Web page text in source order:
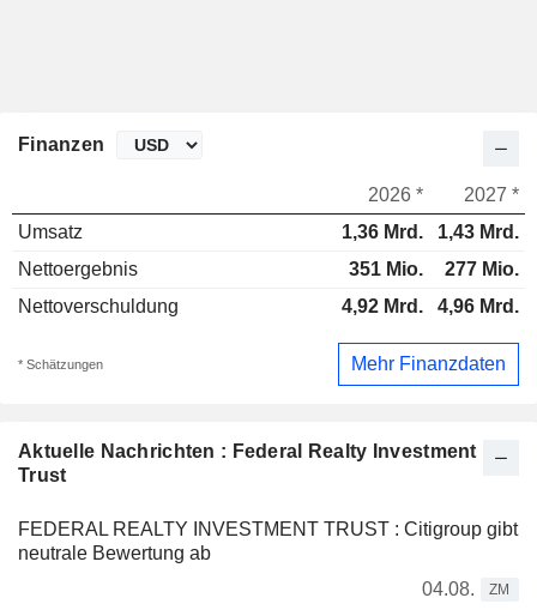
Aktuelle Nachrichten : Federal Realty Investment
Trust
FEDERAL REALTY INVESTMENT TRUST : Citigroup gibt
neutrale Bewertung ab
04.08.
ZM
Finanzen
2026 *
2027 *
Umsatz
1,36 Mrd.
1,43 Mrd.
Nettoergebnis
351 Mio.
277 Mio.
Nettoverschuldung
4,92 Mrd. 4,96 Mrd.
* Schätzungen Mehr Finanzdaten